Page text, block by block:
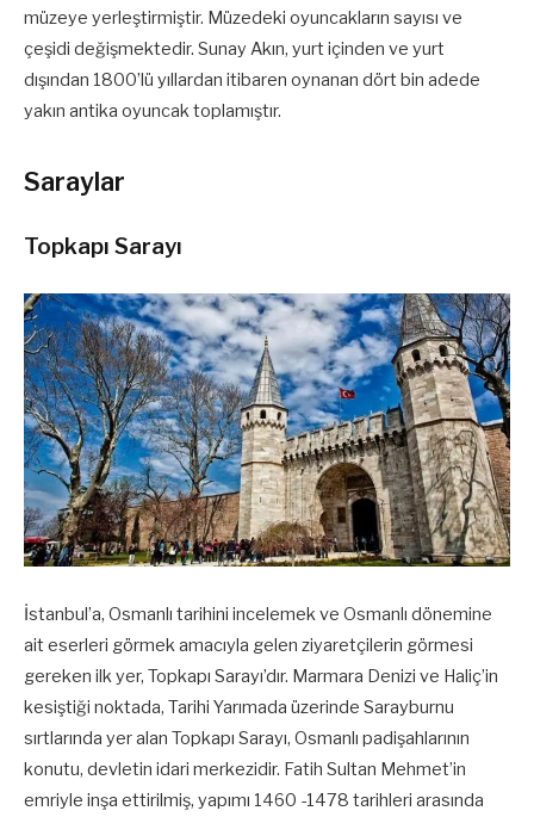
müzeye yerleştirmiştir. Müzedeki oyuncakların sayısı ve
çeşidi değişmektedir. Sunay Akın, yurt içinden ve yurt
dışından 1800’lü yıllardan itibaren oynanan dört bin adede
yakın antika oyuncak toplamıştır.
Saraylar
Topkapı Sarayı
İstanbul’a, Osmanlı tarihini incelemek ve Osmanlı dönemine
ait eserleri görmek amacıyla gelen ziyaretçilerin görmesi
gereken ilk yer, Topkapı Sarayı’dır. Marmara Denizi ve Haliç’in
kesiştiği noktada, Tarihi Yarımada üzerinde Sarayburnu
sırtlarında yer alan Topkapı Sarayı, Osmanlı padişahlarının
konutu, devletin idari merkezidir. Fatih Sultan Mehmet’in
emriyle inşa ettirilmiş, yapımı 1460 -1478 tarihleri arasında